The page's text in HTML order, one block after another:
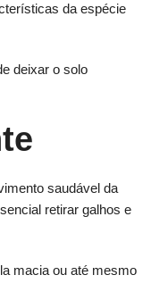
da espécie
deixar o solo
saudável da
retirar galhos e
macia ou até mesmo